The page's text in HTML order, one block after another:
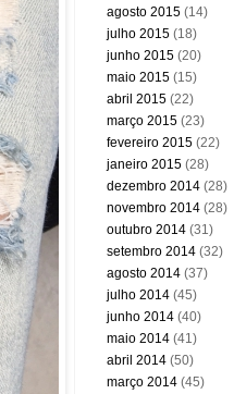
agosto 2015 (14)
julho 2015 (18)
junho 2015 (20)
maio 2015 (15)
abril 2015 (22)
março 2015 (23)
fevereiro 2015 (22)
janeiro 2015 (28)
dezembro 2014 (28)
novembro 2014 (28)
outubro 2014 (31)
setembro 2014 (32)
agosto 2014 (37)
julho 2014 (45)
junho 2014 (40)
maio 2014 (41)
abril 2014 (50)
março 2014 (45)